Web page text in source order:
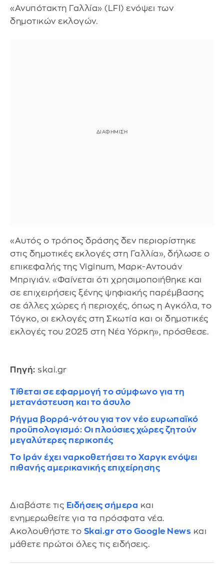
«Ανυπότακτη Γαλλία» (LFI) ενόψει των
δημοτικών εκλογών.
«Αυτός ο τρόπος δράσης δεν περιορίστηκε
στις δημοτικές εκλογές στη Γαλλία», δήλωσε ο
επικεφαλής της Viginum, Μαρκ-Αντουάν
Μπριγιάν. «Φαίνεται ότι χρησιμοποιήθηκε και
σε επιχειρήσεις ξένης ψηφιακής παρέμβασης
σε άλλες χώρες ή περιοχές, όπως η Αγκόλα, το
Τόγκο, οι εκλογές στη Σκωτία και οι δημοτικές
εκλογές του 2025 στη Νέα Υόρκη», πρόσθεσε.
Πηγή: skai.gr
Τίθεται σε εφαρμογή το σύμφωνο για τη
μετανάστευση και το άσυλο
Ρήγμα βορρά-νότου για τον νέο ευρωπαϊκό
προϋπολογισμό: Οι πλούσιες χώρες ζητούν
μεγαλύτερες περικοπές
Το Ιράν έχει ναρκοθετήσει το Χαργκ ενόψει
πιθανής αμερικανικής επιχείρησης
Διαβάστε τις Ειδήσεις σήμερα και
ενημερωθείτε για τα πρόσφατα νέα.
Ακολουθήστε το Skai.gr στο Google News και
μάθετε πρώτοι όλες τις ειδήσεις.